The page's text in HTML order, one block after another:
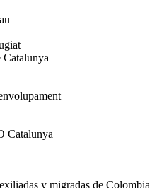
Catalunya
Catalunya
y migradas de Colombia